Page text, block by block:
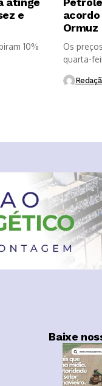
e
10%
Ormuz
Os
quarta-
Baixe